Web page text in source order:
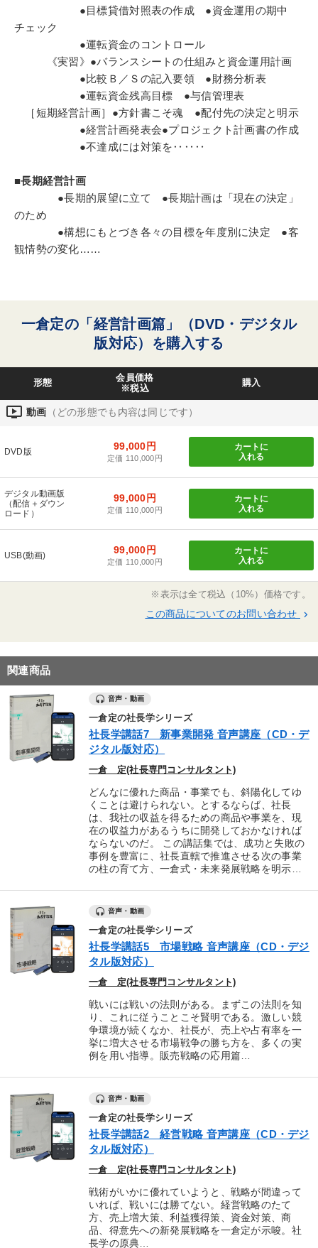
●目標貸借対照表の作成 ●資金運用の期中
チェック
●運転資金のコントロール
《実習》●バランスシートの仕組みと資金運用計画
●比較Ｂ／Ｓの記入要領 ●財務分析表
●運転資金残高目標 ●与信管理表
［短期経営計画］●方針書こそ魂 ●配付先の決定と明示
●経営計画発表会●プロジェクト計画書の作成
●不達成には対策を‥‥‥
■長期経営計画
●長期的展望に立て ●長期計画は「現在の決定」
のため
●構想にもとづき各々の目標を年度別に決定 ●客
観情勢の変化……
一倉定の「経営計画篇」（DVD・デジタル
版対応）を購入する
形態
会員価格
※税込
購入
ondemand_video 動画 （どの形態でも内容は同じです）
DVD版 99,000円
定価 110,000円
カートに
入れる
デジタル動画版
（配信＋ダウン
ロード）
99,000円
定価 110,000円
カートに
入れる
USB(動画) 99,000円
定価 110,000円
カートに
入れる
※表示は全て税込（10%）価格です。
この商品についてのお問い合わせ keyboard_arrow_right
関連商品
音声・動画
一倉定の社長学シリーズ
社長学講話7 新事業開発 音声講座（CD・デ
ジタル版対応）
一倉 定(社長専門コンサルタント)
どんなに優れた商品・事業でも、斜陽化してゆ
くことは避けられない。とするならば、社長
は、我社の収益を得るための商品や事業を、現
在の収益力があるうちに開発しておかなければ
ならないのだ。 この講話集では、成功と失敗の
事例を豊富に、社長直轄で推進させる次の事業
の柱の育て方、一倉式・未来発展戦略を明示…
音声・動画
一倉定の社長学シリーズ
社長学講話5 市場戦略 音声講座（CD・デジ
タル版対応）
一倉 定(社長専門コンサルタント)
戦いには戦いの法則がある。まずこの法則を知
り、これに従うことこそ賢明である。激しい競
争環境が続くなか、社長が、売上や占有率を一
挙に増大させる市場戦争の勝ち方を、多くの実
例を用い指導。販売戦略の応用篇…
音声・動画
一倉定の社長学シリーズ
社長学講話2 経営戦略 音声講座（CD・デジ
タル版対応）
一倉 定(社長専門コンサルタント)
戦術がいかに優れていようと、戦略が間違って
いれば、戦いには勝てない。経営戦略のたて
方、売上増大策、利益獲得策、資金対策、商
品、得意先への新発展戦略を一倉定が示唆。社
長学の原典…